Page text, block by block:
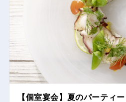
【個室宴会】夏のパーティ